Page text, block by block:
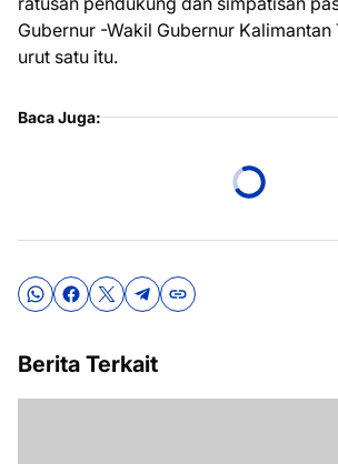
Gubernur -Wakil Gubernur
urut satu itu.
Baca Juga:
Berita Terkait